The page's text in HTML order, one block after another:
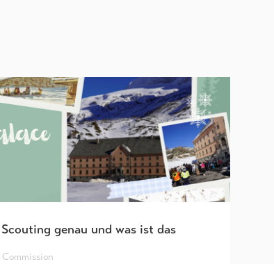
genau und was ist das